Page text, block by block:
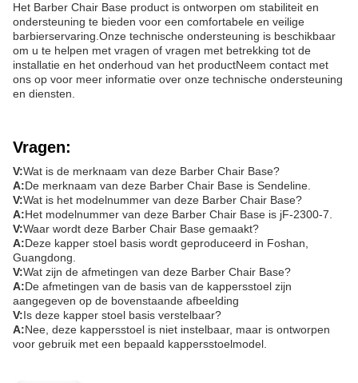
Het Barber Chair Base product is ontworpen om stabiliteit en
ondersteuning te bieden voor een comfortabele en veilige
barbierservaring.Onze technische ondersteuning is beschikbaar
om u te helpen met vragen of vragen met betrekking tot de
installatie en het onderhoud van het productNeem contact met
ons op voor meer informatie over onze technische ondersteuning
en diensten.
Vragen:
V:Wat is de merknaam van deze Barber Chair Base?
A:De merknaam van deze Barber Chair Base is Sendeline.
V:Wat is het modelnummer van deze Barber Chair Base?
A:Het modelnummer van deze Barber Chair Base is jF-2300-7.
V:Waar wordt deze Barber Chair Base gemaakt?
A:Deze kapper stoel basis wordt geproduceerd in Foshan,
Guangdong.
V:Wat zijn de afmetingen van deze Barber Chair Base?
A:De afmetingen van de basis van de kappersstoel zijn
aangegeven op de bovenstaande afbeelding
V:Is deze kapper stoel basis verstelbaar?
A:Nee, deze kappersstoel is niet instelbaar, maar is ontworpen
voor gebruik met een bepaald kappersstoelmodel.